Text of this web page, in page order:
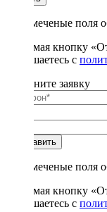
* - отмеченые поля
Нажимая кнопку
соглашаетесь с
Заполните заявку
Отправить
* - отмеченые поля
Нажимая кнопку
соглашаетесь с